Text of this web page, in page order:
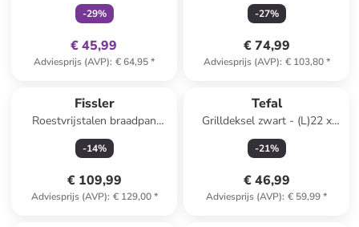
-29%
€ 45,99
Adviesprijs (AVP): € 64,95*
zwart/beige
-27%
€ 74,99
Adviesprijs (AVP): € 103,80*
Fissler
Roestvrijstalen braadpan
"Pure Collection" - Ø 28 cm
-14%
€ 109,99
Adviesprijs (AVP): € 129,00*
Tefal
Grilldeksel zwart - (L)22 x
(B)22 cm
-21%
€ 46,99
Adviesprijs (AVP): € 59,99*